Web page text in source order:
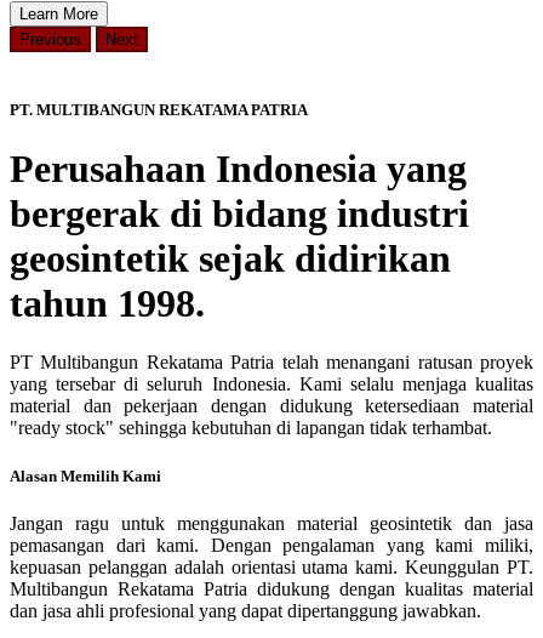
Learn More
Previous
Next
PT. MULTIBANGUN REKATAMA PATRIA
Perusahaan Indonesia yang
bergerak di bidang industri
geosintetik sejak didirikan
tahun 1998.
PT Multibangun Rekatama Patria telah menangani ratusan proyek
yang tersebar di seluruh Indonesia. Kami selalu menjaga kualitas
material dan pekerjaan dengan didukung ketersediaan material
"ready stock" sehingga kebutuhan di lapangan tidak terhambat.
Alasan Memilih Kami
Jangan ragu untuk menggunakan material geosintetik dan jasa
pemasangan dari kami. Dengan pengalaman yang kami miliki,
kepuasan pelanggan adalah orientasi utama kami. Keunggulan PT.
Multibangun Rekatama Patria didukung dengan kualitas material
dan jasa ahli profesional yang dapat dipertanggung jawabkan.